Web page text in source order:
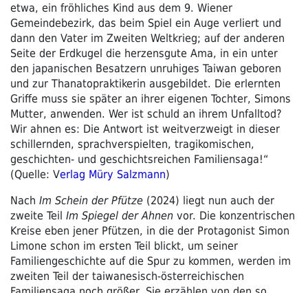
etwa, ein fröhliches Kind aus dem 9. Wiener
Gemeindebezirk, das beim Spiel ein Auge verliert und
dann den Vater im Zweiten Weltkrieg; auf der anderen
Seite der Erdkugel die herzensgute Ama, in ein unter
den japanischen Besatzern unruhiges Taiwan geboren
und zur Thanatopraktikerin ausgebildet. Die erlernten
Griffe muss sie später an ihrer eigenen Tochter, Simons
Mutter, anwenden. Wer ist schuld an ihrem Unfalltod?
Wir ahnen es: Die Antwort ist weitverzweigt in dieser
schillernden, sprachverspielten, tragikomischen,
geschichten- und geschichtsreichen Familiensaga!“
(Quelle: Verlag Müry Salzmann)
Nach Im Schein der Pfütze (2024) liegt nun auch der
zweite Teil Im Spiegel der Ahnen vor. Die konzentrischen
Kreise eben jener Pfützen, in die der Protagonist Simon
Limone schon im ersten Teil blickt, um seiner
Familiengeschichte auf die Spur zu kommen, werden im
zweiten Teil der taiwanesisch-österreichischen